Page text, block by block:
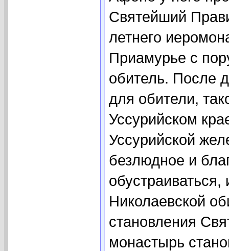
Святейший
летнего
Приамурье с
обитель. После
для обители,
Уссурийском
Уссурийской
безлюдное и
Николаевской
становления
монастырь